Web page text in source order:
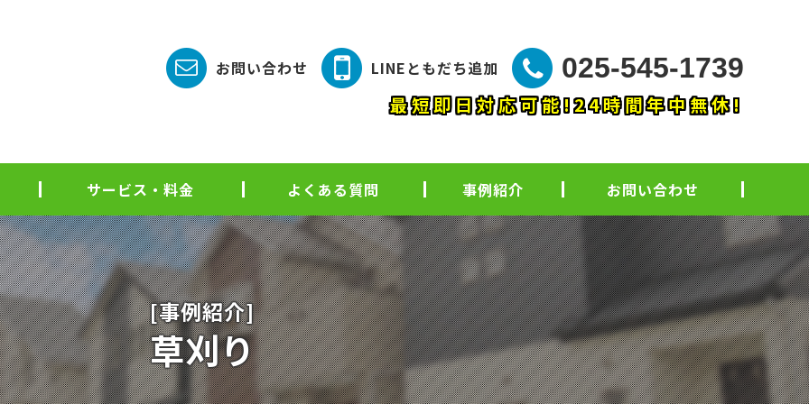
お問い合わせ LINEともだち追加 025-545-1739
最短即日対応可能!24時間年中無休!
サービス・料金 よくある質問 事例紹介 お問い合わせ
[事例紹介]
草刈り